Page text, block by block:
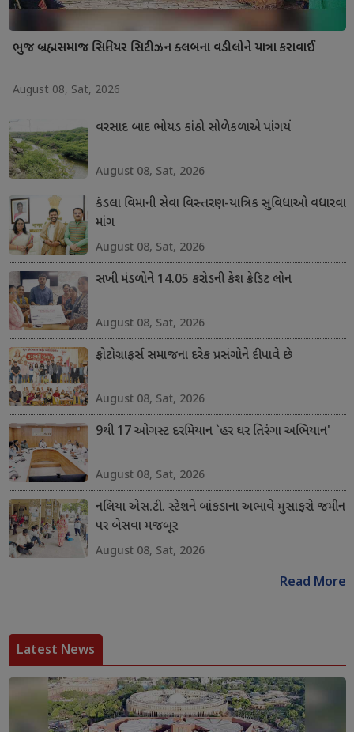
ભુજ બ્રહ્મસમાજ સિનિયર સિટીઝન ક્લબના વડીલોને યાત્રા કરાવાઈ
August 08, Sat, 2026
વરસાદ બાદ ભોયડ કાંઠો સોળેકળાએ પાંગર્યો
August 08, Sat, 2026
કંડલા વિમાની સેવા વિસ્તરણ-યાત્રિક સુવિધાઓ વધારવા
માંગ
August 08, Sat, 2026
સખી મંડળોને 14.05 કરોડની કેશ ક્રેડિટ લોન
August 08, Sat, 2026
ફોટોગ્રાફર્સ સમાજના દરેક પ્રસંગોને દીપાવે છે
August 08, Sat, 2026
9થી 17 ઓગસ્ટ દરમિયાન `હર ઘર તિરંગા અભિયાન'
August 08, Sat, 2026
નલિયા એસ.ટી. સ્ટેશને બાંકડાના અભાવે મુસાફરો જમીન
પર બેસવા મજબૂર
August 08, Sat, 2026
Read More
Latest News